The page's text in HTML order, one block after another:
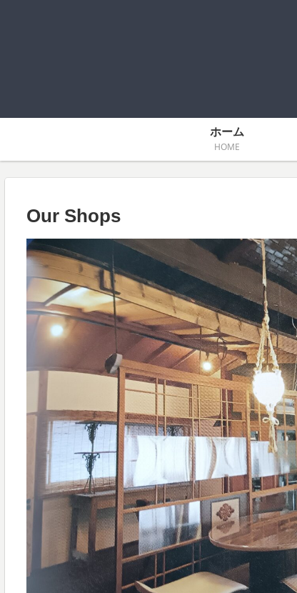
ホーム
HOME
Our Shops